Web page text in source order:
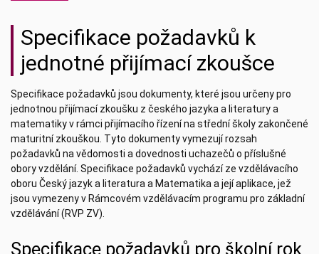
Specifikace požadavků k
jednotné přijímací zkoušce
Specifikace požadavků jsou dokumenty, které jsou určeny pro
jednotnou přijímací zkoušku z českého jazyka a literatury a
matematiky v rámci přijímacího řízení na střední školy zakončené
maturitní zkouškou. Tyto dokumenty vymezují rozsah
požadavků na vědomosti a dovednosti uchazečů o příslušné
obory vzdělání. Specifikace požadavků vychází ze vzdělávacího
oboru Český jazyk a literatura a Matematika a její aplikace, jež
jsou vymezeny v Rámcovém vzdělávacím programu pro základní
vzdělávání (RVP ZV).
Specifikace požadavků pro školní rok